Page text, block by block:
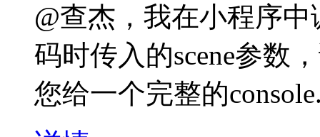
@查杰，我在小程序中
码时传入的scene参数
您给一个完整的